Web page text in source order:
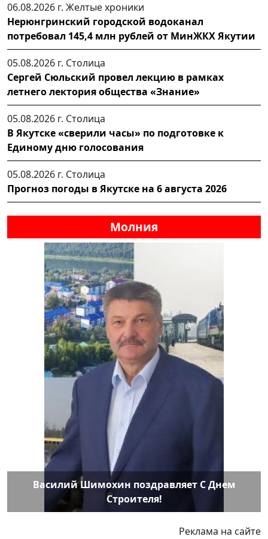
06.08.2026 г. Желтые хроники
Нерюнгринский городской водоканал
потребовал 145,4 млн рублей от МинЖКХ Якутии
05.08.2026 г. Столица
Сергей Сюльский провел лекцию в рамках
летнего лектория общества «Знание»
05.08.2026 г. Столица
В Якутске «сверили часы» по подготовке к
Единому дню голосования
05.08.2026 г. Столица
Прогноз погоды в Якутске на 6 августа 2026
Молния
Василий Шимохин поздравляет С Днем
Строителя!
Реклама на сайте